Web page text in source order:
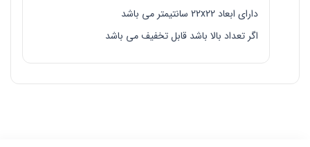
دارای ابعاد 22x22 سانتیمتر می باشد
اگر تعداد بالا باشد قابل تخفیف می باشد